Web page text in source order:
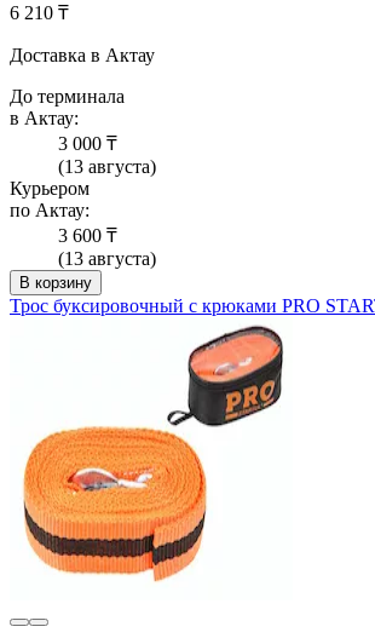
6 210 ₸
Доставка в Актау
До терминала
в Актау:
3 000 ₸
(13 августа)
Курьером
по Актау:
3 600 ₸
(13 августа)
В корзину
Трос буксировочный с крюками PRO